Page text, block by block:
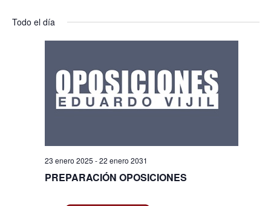
y
fecha.
Todo el día
23 enero 2025 -22 enero 2031
PREPARACIÓN OPOSICIONES